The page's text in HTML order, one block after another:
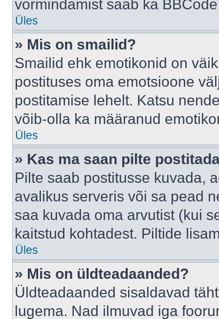
vormindamist saab ka
Üles
» Mis on smailid?
Smailid ehk emotikonid on
postituses oma emotsioone
postitamise lehelt. Katsu
võib-olla ka määranud
Üles
» Kas ma saan pilte
Pilte saab postitusse kuvada,
avalikus serveris või sa pead
saa kuvada oma arvutist (kui
kaitstud kohtadest. Piltide
Üles
» Mis on üldteadaanded?
Üldteadaanded sisaldavad
lugema. Nad ilmuvad iga